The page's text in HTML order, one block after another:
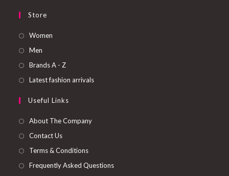
Store
Women
una
Men
en
una
pestaña
Brands A - ZAbre
en
nueva
Latest fashion arrivalsAbre
Useful Links
About The Company
Contact Us
Terms & Conditions
Frequently Asked Questions